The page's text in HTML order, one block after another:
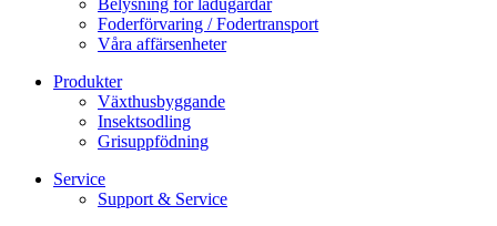
Belysning för ladugårdar
Foderförvaring / Fodertransport
Våra affärsenheter
Produkter
Växthusbyggande
Insektsodling
Grisuppfödning
Service
Support & Service